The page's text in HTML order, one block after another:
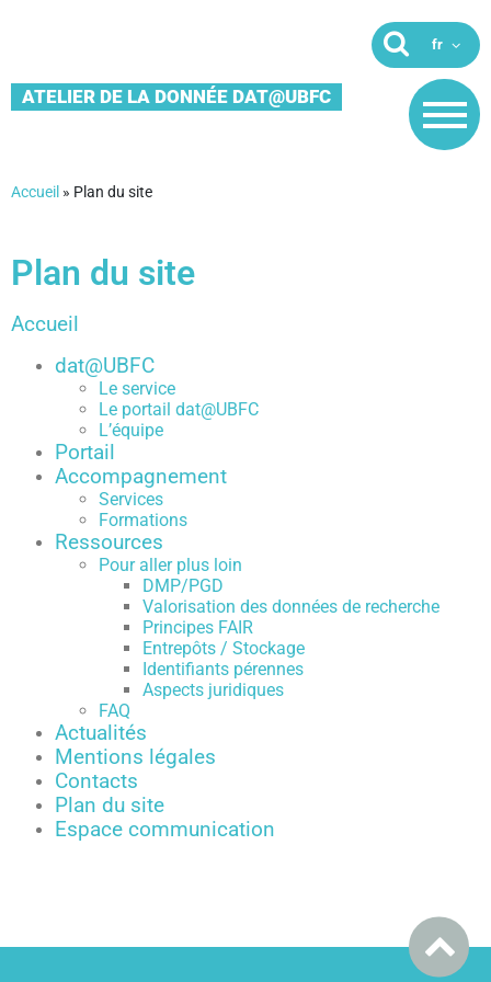
ATELIER DE LA DONNÉE DAT@UBFC
Accueil » Plan du site
Plan du site
Accueil
dat@UBFC
Le service
Le portail dat@UBFC
L’équipe
Portail
Accompagnement
Services
Formations
Ressources
Pour aller plus loin
DMP/PGD
Valorisation des données de recherche
Principes FAIR
Entrepôts / Stockage
Identifiants pérennes
Aspects juridiques
FAQ
Actualités
Mentions légales
Contacts
Plan du site
Espace communication